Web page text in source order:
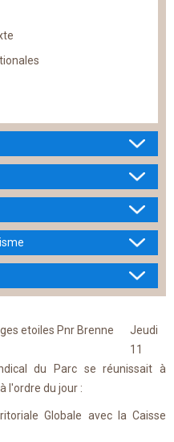
Jeudi
11
du Parc se réunissait à
l'ordre du jour :
Globale avec la Caisse